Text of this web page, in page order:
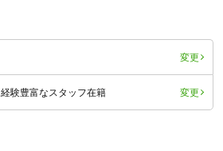
変更
経験豊富なスタッフ在籍 変更